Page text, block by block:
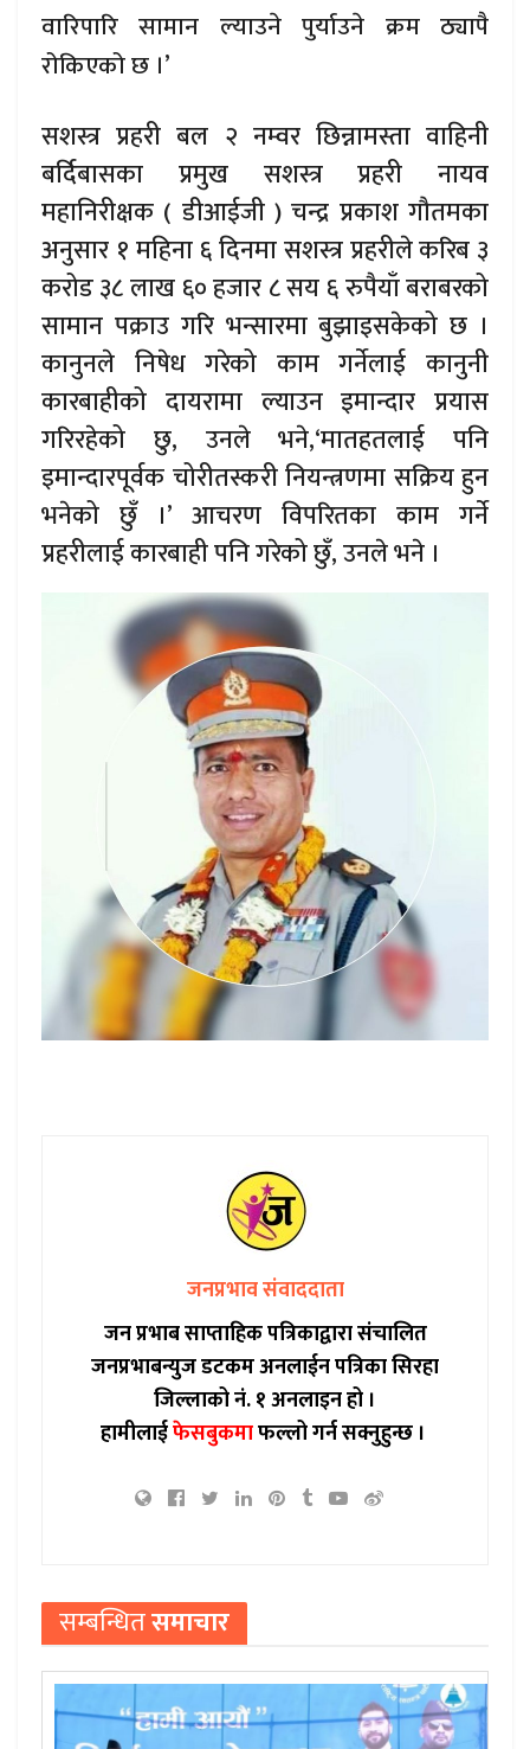
वारिपारि सामान ल्याउने पुर्याउने क्रम ठ्यापै
रोकिएको छ ।’
सशस्त्र प्रहरी बल २ नम्वर छिन्नामस्ता वाहिनी
बर्दिबासका प्रमुख सशस्त्र प्रहरी नायव
महानिरीक्षक ( डीआईजी ) चन्द्र प्रकाश गौतमका
अनुसार १ महिना ६ दिनमा सशस्त्र प्रहरीले करिब ३
करोड ३८ लाख ६० हजार ८ सय ६ रुपैयाँ बराबरको
सामान पक्राउ गरि भन्सारमा बुझाइसकेको छ ।
कानुनले निषेध गरेको काम गर्नेलाई कानुनी
कारबाहीको दायरामा ल्याउन इमान्दार प्रयास
गरिरहेको छु, उनले भने,‘मातहतलाई पनि
इमान्दारपूर्वक चोरीतस्करी नियन्त्रणमा सक्रिय हुन
भनेको छुँ ।’ आचरण विपरितका काम गर्ने
प्रहरीलाई कारबाही पनि गरेको छुँ, उनले भने ।
जनप्रभाव संवाददाता
जन प्रभाब साप्ताहिक पत्रिकाद्वारा संचालित
जनप्रभाबन्युज डटकम अनलाईन पत्रिका सिरहा
जिल्लाको नं. १ अनलाइन हो ।
हामीलाईफेसबुकमाफल्लो गर्न सक्नुहुन्छ ।
सम्बन्धितसमाचार